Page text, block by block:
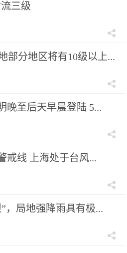
三级
部分地区将有10级以上...
晚至后天早晨登陆 5...
戒线 上海处于台风...
，局地强降雨具有极...